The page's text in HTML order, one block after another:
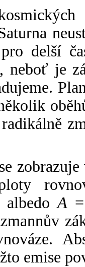
delší
neboť je
albedoA
emise